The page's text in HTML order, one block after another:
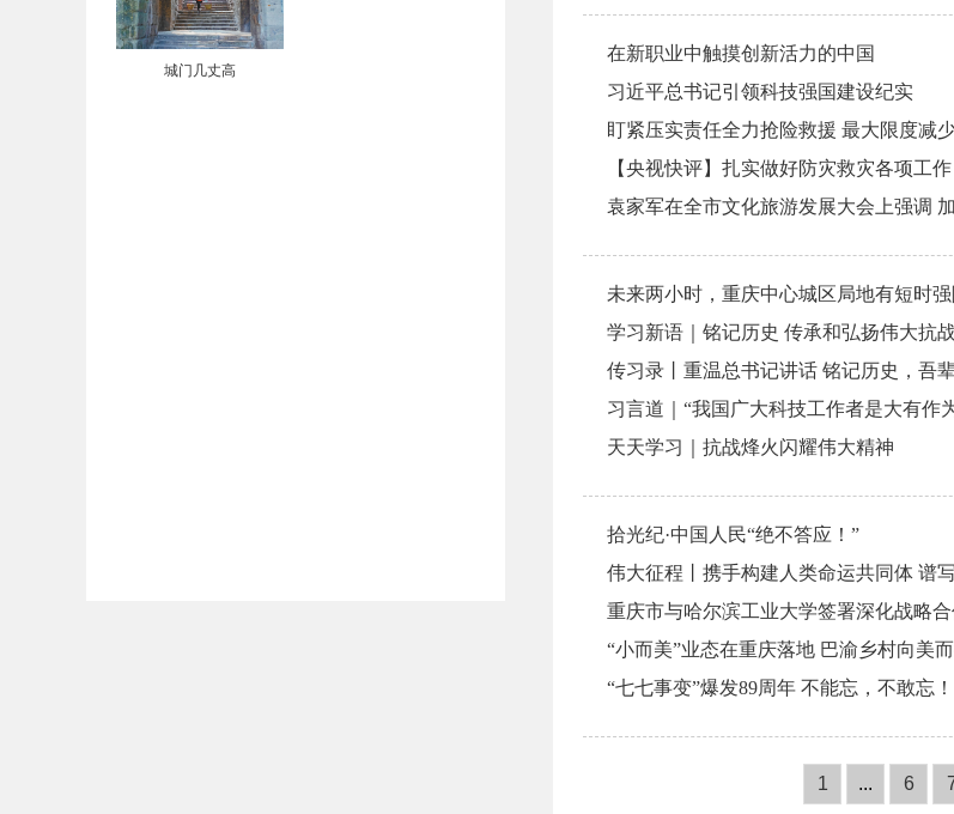
在新职业中触摸创新活力的中国
习近平总书记引领科技强国建设纪实
【央视快评】扎实做好防灾救灾各项工
未来两小时，重庆中心城区局地有短时
学习新语｜铭记历史 传承和弘扬伟大抗
传习录丨重温总书记讲话 铭记历史，吾辈
习言道｜“我国广大科技工作者是大有作
天天学习｜抗战烽火闪耀伟大精神
拾光纪·中国人民“绝不答应！”
伟大征程丨携手构建人类命运共同体 谱
重庆市与哈尔滨工业大学签署深化战略
“小而美”业态在重庆落地 巴渝乡村向美
“七七事变”爆发89周年 不能忘，不敢忘！
1 ... 6